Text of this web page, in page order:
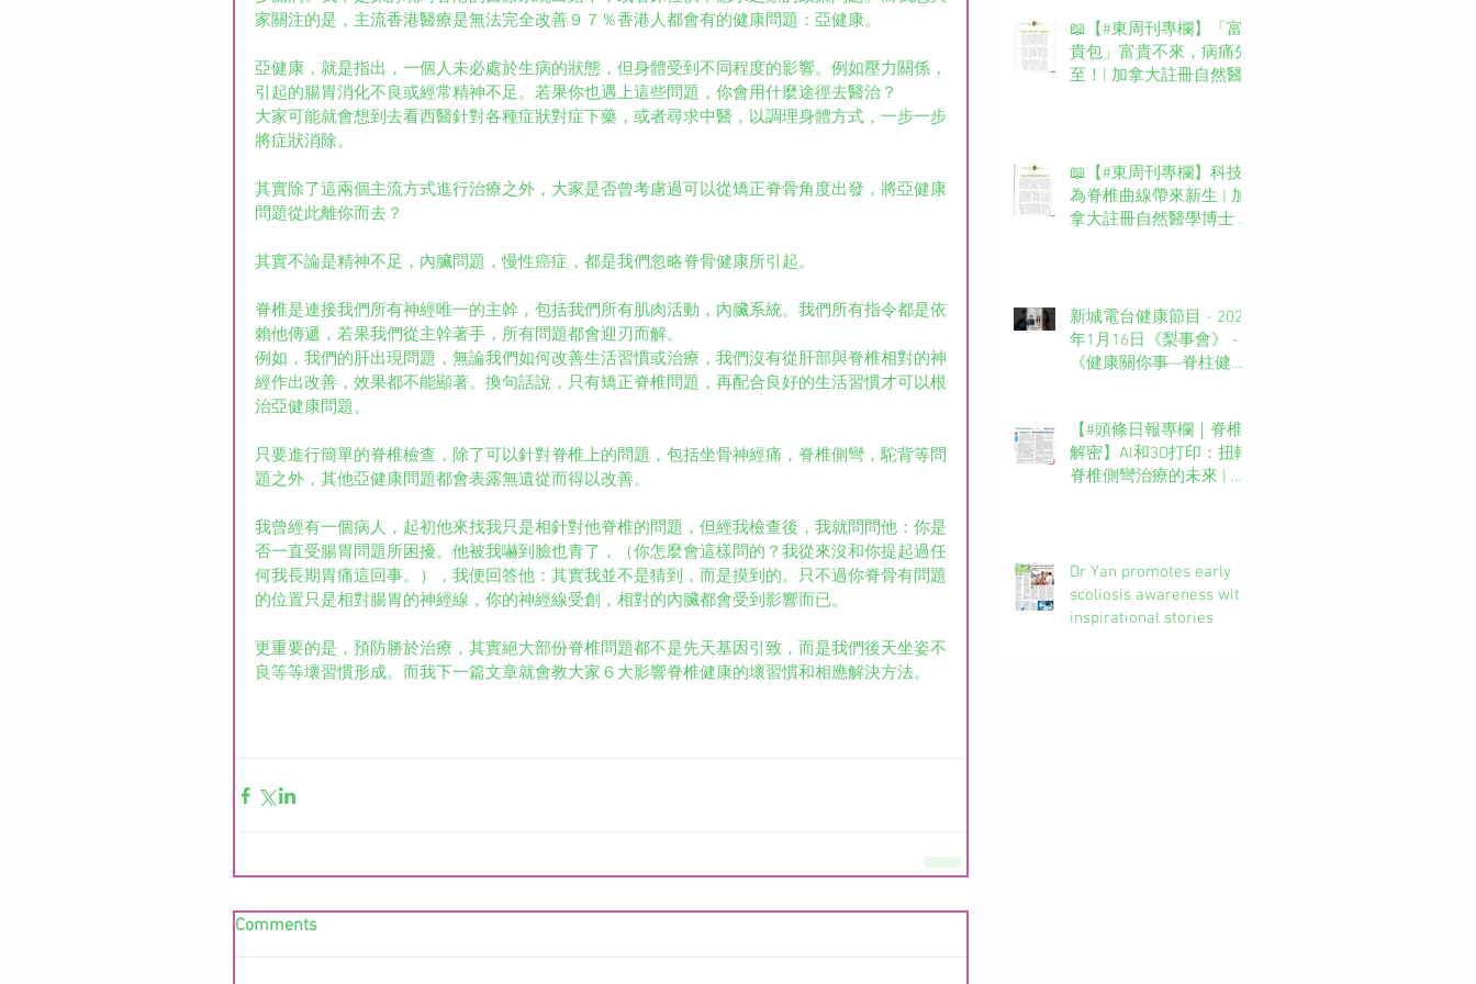
家關注的是，主流香港醫療是無法完全改善９７％香港人都會有的健康問題：亞健康。
亞健康，就是指出，一個人未必處於生病的狀態，但身體受到不同程度的影響。例如壓力關係，
引起的腸胃消化不良或經常精神不足。若果你也遇上這些問題，你會用什麼途徑去醫治？
大家可能就會想到去看西醫針對各種症狀對症下藥，或者尋求中醫，以調理身體方式，一步一步
將症狀消除。
其實除了這兩個主流方式進行治療之外，大家是否曾考慮過可以從矯正脊骨角度出發，將亞健康
問題從此離你而去？
其實不論是精神不足，內臟問題，慢性癌症，都是我們忽略脊骨健康所引起。
脊椎是連接我們所有神經唯一的主幹，包括我們所有肌肉活動，內臟系統。我們所有指令都是依
賴他傳遞，若果我們從主幹著手，所有問題都會迎刃而解。
例如，我們的肝出現問題，無論我們如何改善生活習慣或治療，我們沒有從肝部與脊椎相對的神
經作出改善，效果都不能顯著。換句話說，只有矯正脊椎問題，再配合良好的生活習慣才可以根
治亞健康問題。
只要進行簡單的脊椎檢查，除了可以針對脊椎上的問題，包括坐骨神經痛，脊椎側彎，駝背等問
題之外，其他亞健康問題都會表露無遺從而得以改善。
我曾經有一個病人，起初他來找我只是相針對他脊椎的問題，但經我檢查後，我就問問他：你是
否一直受腸胃問題所困擾。他被我嚇到臉也青了，（你怎麼會這樣問的？我從來沒和你提起過任
何我長期胃痛這回事。），我便回答他：其實我並不是猜到，而是摸到的。只不過你脊骨有問題
的位置只是相對腸胃的神經線，你的神經線受創，相對的內臟都會受到影響而已。
更重要的是，預防勝於治療，其實絕大部份脊椎問題都不是先天基因引致，而是我們後天坐姿不
良等等壞習慣形成。而我下一篇文章就會教大家６大影響脊椎健康的壞習慣和相應解決方法。
Comments
📖【#東周刊專欄】「富
貴包」富貴不來，病痛先
至！| 加拿大註冊自然醫
📖【#東周刊專欄】科技
為脊椎曲線帶來新生 | 加
拿大註冊自然醫學博士 #
新城電台健康節目 - 2025
年1月16日《梨事會》 -
《健康關你事—脊柱健康
台長 葉文輝Barry Ip (啤
梨）嘉賓主持：吳錞銦博
士Dr. Yan
【#頭條日報專欄｜脊椎
解密】AI和3D打印：扭轉
脊椎側彎治療的未來 | 脊
Dr Yan promotes early
scoliosis awareness with
inspirational stories